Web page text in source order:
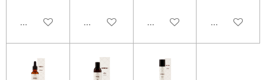
Lisää ostoskoriinLisää ostoskoriinLisää ostoskoriinLisää